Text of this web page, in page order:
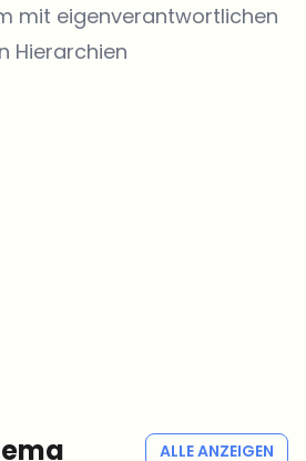
mit eigenverantwortlichen
Hierarchien
ALLE ANZEIGEN